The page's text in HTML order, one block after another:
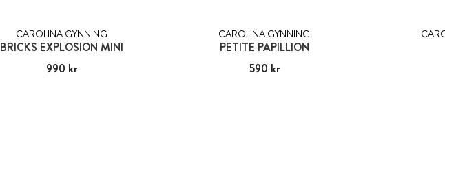
CAROLINA GYNNING
BRICKS EXPLOSION MINI
Pris:990 kr
990 kr
CAROLINA GYNNING
PETITE PAPILLION
Pris:590 kr
590 kr